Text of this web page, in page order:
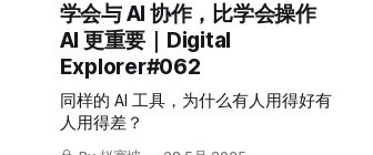
学会与 AI 协作，比学会操作
AI 更重要｜Digital
Explorer#062
同样的 AI 工具，为什么有人用得好有
人用得差？